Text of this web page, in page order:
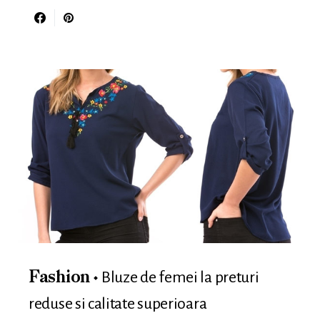
Fashion
Bluze de femei la preturi
reduse si calitate superioara